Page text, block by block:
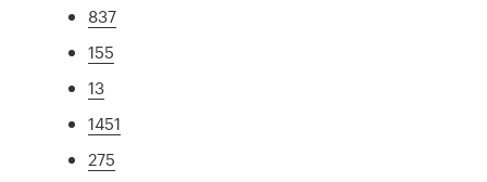
837
155
13
1451
275